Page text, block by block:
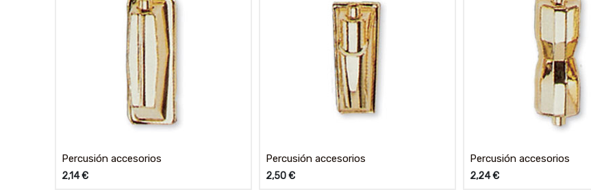
Percusión accesorios
2,14€
Percusión accesorios
2,50€
Percusión accesorios
2,24€